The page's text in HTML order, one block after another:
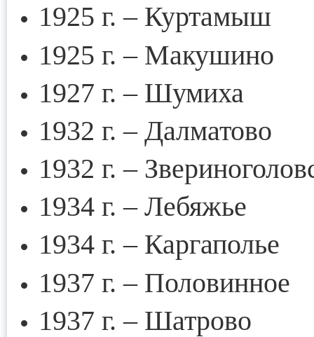
1925 г. – Куртамыш
1925 г. – Макушино
1927 г. – Шумиха
1932 г. – Далматово
1932 г. –
1934 г. – Лебяжье
1934 г. – Каргаполье
1937 г. – Половинное
1937 г. – Шатрово